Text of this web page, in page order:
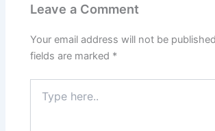
Leave a Comment
Your email address will not be
fields are marked *
here..